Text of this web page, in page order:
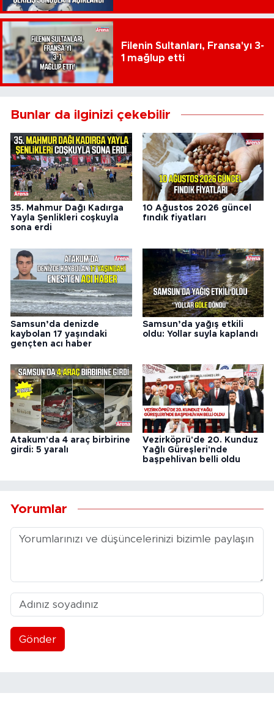
Filenin Sultanları, Fransa'yı 3-
1 mağlup etti
Bunlar da ilginizi çekebilir
35. Mahmur Dağı Kadırga
Yayla Şenlikleri coşkuyla
sona erdi
10 Ağustos 2026 güncel
fındık fiyatları
Samsun’da denizde
kaybolan 17 yaşındaki
gençten acı haber
Samsun’da yağış etkili
oldu: Yollar suyla kaplandı
Atakum'da 4 araç birbirine
girdi: 5 yaralı
Vezirköprü'de 20. Kunduz
Yağlı Güreşleri'nde
başpehlivan belli oldu
Yorumlar
Gönder